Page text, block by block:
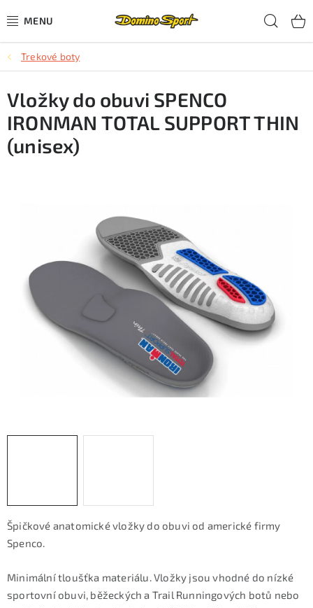
na
CYKLISTIKA
SJEZDOVÉ LYŽOVÁNÍ
SKIALPOVÉ LYŽOVÁNÍ
TIPY NA DÁRKY
KONTAKTY
Půjčovna lyží a SNB
Naše prodejna
Trekové boty
Špičkové anatomické vložky do obuvi od americké firmy
Spenco.
Minimální tloušťka materiálu. Vložky jsou vhodné do nízké
sportovní obuvi, běžeckých a Trail Runningových botů nebo
Vložky do obuvi SPENCO
IRONMAN TOTAL SUPPORT THIN
(unisex)